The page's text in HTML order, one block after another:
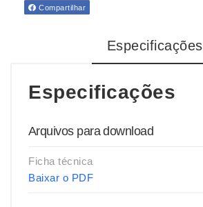
Compartilhar
Especificações
Especificações
Arquivos para download
Ficha técnica
Baixar o PDF